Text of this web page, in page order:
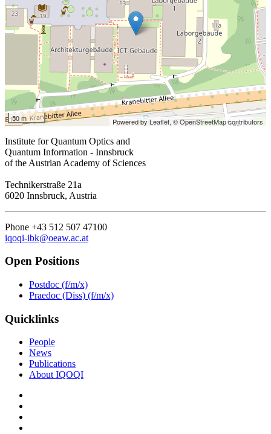
50 m Powered by Leaflet,© OpenStreetMap contributors
Institute for Quantum Optics and
Quantum Information - Innsbruck
of the Austrian Academy of Sciences
Technikerstraße 21a
6020 Innsbruck, Austria
Phone +43 512 507 47100
iqoqi-ibk@oeaw.ac.at
Open Positions
Postdoc (f/m/x)
Praedoc (Diss) (f/m/x)
Quicklinks
People
News
Publications
About IQOQI